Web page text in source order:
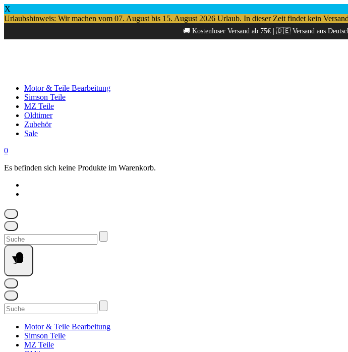
X
Urlaubshinweis: Wir machen vom 07. August bis 15. August 2026 Urlaub. In dieser Zeit findet kein
🚚 Kostenloser Versand ab 75€ | 🇩🇪 Versand aus
Motor & Teile Bearbeitung
Simson Teile
MZ Teile
Oldtimer
Zubehör
Sale
0
Es befinden sich keine Produkte im Warenkorb.
Suchen
nach:
Suchen
nach:
Motor & Teile Bearbeitung
Simson Teile
MZ Teile